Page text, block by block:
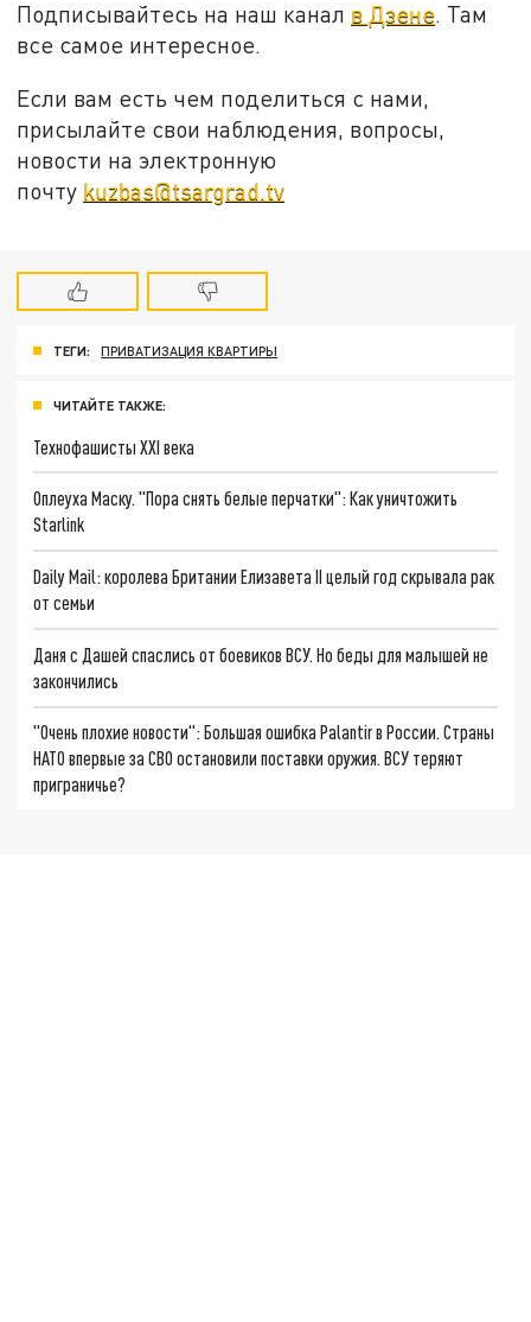
Подписывайтесь на наш канал в Дзене . Там
все самое интересное.
Если вам есть чем поделиться с нами,
присылайте свои наблюдения, вопросы,
новости на электронную
почту kuzbas@tsargrad.tv
ТЕГИ: ПРИВАТИЗАЦИЯ КВАРТИРЫ
ЧИТАЙТЕ ТАКЖЕ:
Технофашисты XXI века
Оплеуха Маску. "Пора снять белые перчатки": Как уничтожить
Starlink
Daily Mail: королева Британии Елизавета II целый год скрывала рак
от семьи
Даня с Дашей спаслись от боевиков ВСУ. Но беды для малышей не
закончились
"Очень плохие новости": Большая ошибка Palantir в России. Страны
НАТО впервые за СВО остановили поставки оружия. ВСУ теряют
приграничье?